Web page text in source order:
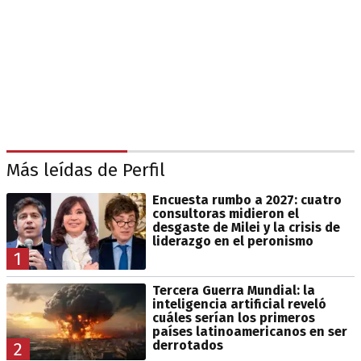
Más leídas de Perfil
1
Encuesta rumbo a 2027: cuatro
consultoras midieron el
desgaste de Milei y la crisis de
liderazgo en el peronismo
2
Tercera Guerra Mundial: la
inteligencia artificial reveló
cuáles serían los primeros
países latinoamericanos en ser
derrotados